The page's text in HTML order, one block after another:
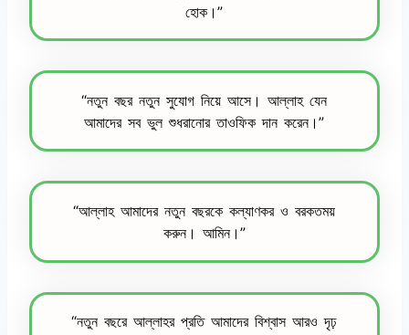
হোক।”
“নতুন বছর নতুন সুযোগ নিয়ে আসে। আল্লাহ যেন
আমাদের সব ভুল শুধরানোর তাওফিক দান করেন।”
“আল্লাহ আমাদের নতুন বছরকে কল্যাণকর ও বরকতময়
করুন। আমিন।”
“নতুন বছরে আল্লাহর প্রতি আমাদের বিশ্বাস আরও দৃঢ়